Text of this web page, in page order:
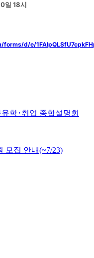
일 18시
d/e/
학･취업 종합설명회
모집 안내(~7/23)